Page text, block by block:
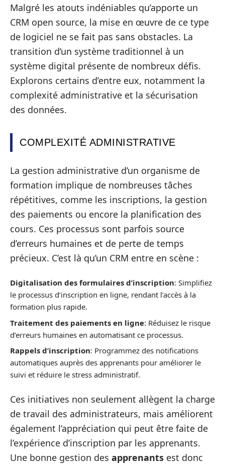
Malgré les atouts indéniables qu’apporte un
CRM open source, la mise en œuvre de ce type
de logiciel ne se fait pas sans obstacles. La
transition d’un système traditionnel à un
système digital présente de nombreux défis.
Explorons certains d’entre eux, notamment la
complexité administrative et la sécurisation
des données.
COMPLEXITÉ ADMINISTRATIVE
La gestion administrative d’un organisme de
formation implique de nombreuses tâches
répétitives, comme les inscriptions, la gestion
des paiements ou encore la planification des
cours. Ces processus sont parfois source
d’erreurs humaines et de perte de temps
précieux. C’est là qu’un CRM entre en scène :
Digitalisation des formulaires d’inscription: Simplifiez
le processus d’inscription en ligne, rendant l’accès à la
formation plus rapide.
Traitement des paiements en ligne: Réduisez le risque
d’erreurs humaines en automatisant ce processus.
Rappels d’inscription: Programmez des notifications
automatiques auprès des apprenants pour améliorer le
suivi et réduire le stress administratif.
Ces initiatives non seulement allègent la charge
de travail des administrateurs, mais améliorent
également l’appréciation qui peut être faite de
l’expérience d’inscription par les apprenants.
Une bonne gestion des apprenants est donc